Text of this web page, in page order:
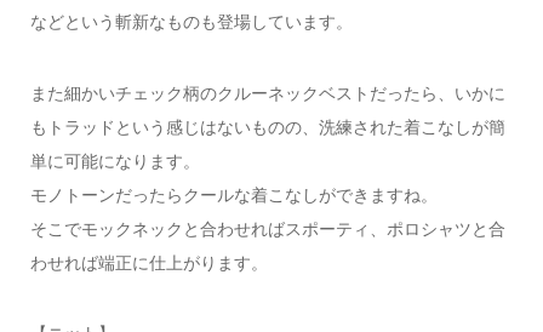
などという斬新なものも登場しています。
また細かいチェック柄のクルーネックベストだったら、いかに
もトラッドという感じはないものの、洗練された着こなしが簡
単に可能になります。
モノトーンだったらクールな着こなしができますね。
そこでモックネックと合わせればスポーティ、ポロシャツと合
わせれば端正に仕上がります。